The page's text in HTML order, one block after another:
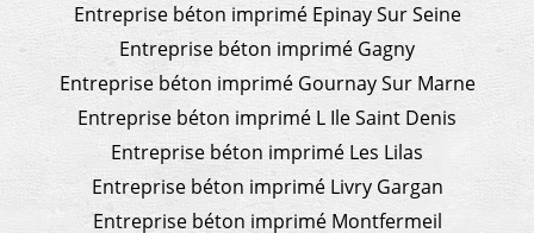
Entreprise béton imprimé Epinay Sur Seine
Entreprise béton imprimé Gagny
Entreprise béton imprimé Gournay Sur Marne
Entreprise béton imprimé L Ile Saint Denis
Entreprise béton imprimé Les Lilas
Entreprise béton imprimé Livry Gargan
Entreprise béton imprimé Montfermeil